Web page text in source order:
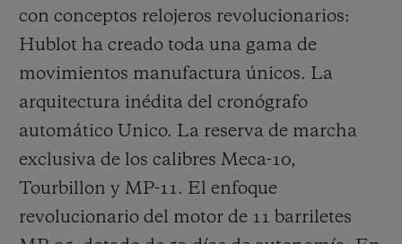
con conceptos relojeros revolucionarios:
Hublot ha creado toda una gama de
movimientos manufactura únicos. La
arquitectura inédita del cronógrafo
automático Unico. La reserva de marcha
exclusiva de los calibres Meca-10,
Tourbillon y MP-11. El enfoque
revolucionario del motor de 11 barriletes